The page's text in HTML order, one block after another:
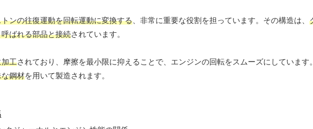
ンの往復運動を回転運動に変換する 、非常に重要な役割を担っています。その構造は、
ばれる部品と接続されています。
工されており、摩擦を最小限に抑えることで、エンジンの回転をスムーズにしています
鋼材を用いて製造されます。